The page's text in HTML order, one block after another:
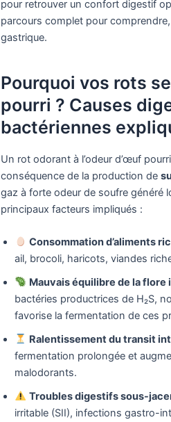
pour retrouver un confort digestif
parcours complet pour
gastrique.
Pourquoi vos rots
pourri ? Causes
bactériennes
Un rot odorant à l’odeur d’œuf
conséquence de la production de
gaz à forte odeur de soufre généré
principaux facteurs impliqués :
Consommation d’aliments
ail, brocoli, haricots, viandes
Mauvais équilibre de la flore
bactéries productrices de H₂S,
favorise la fermentation de ces
Ralentissement du transit
fermentation prolongée et
malodorants.
Troubles digestifs sous-
irritable (SII), infections gastro-